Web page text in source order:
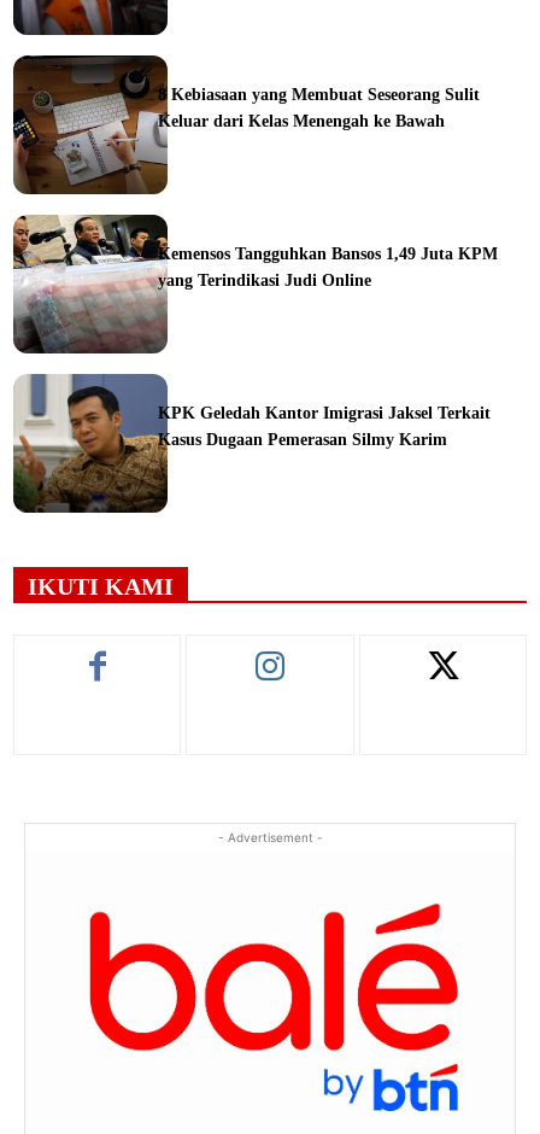
8 Kebiasaan yang Membuat Seseorang Sulit
Keluar dari Kelas Menengah ke Bawah
Kemensos Tangguhkan Bansos 1,49 Juta KPM
yang Terindikasi Judi Online
KPK Geledah Kantor Imigrasi Jaksel Terkait
Kasus Dugaan Pemerasan Silmy Karim
IKUTI KAMI
- Advertisement -